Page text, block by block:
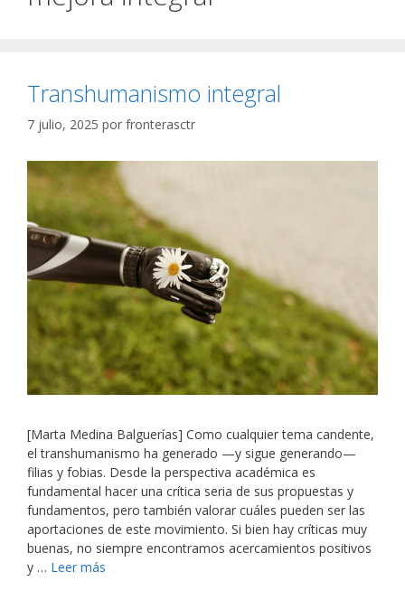
Transhumanismo integral
7 julio, 2025 por fronterasctr
[Marta Medina Balguerías] Como cualquier tema candente,
el transhumanismo ha generado —y sigue generando—
filias y fobias. Desde la perspectiva académica es
fundamental hacer una crítica seria de sus propuestas y
fundamentos, pero también valorar cuáles pueden ser las
aportaciones de este movimiento. Si bien hay críticas muy
buenas, no siempre encontramos acercamientos positivos
y … Leer más